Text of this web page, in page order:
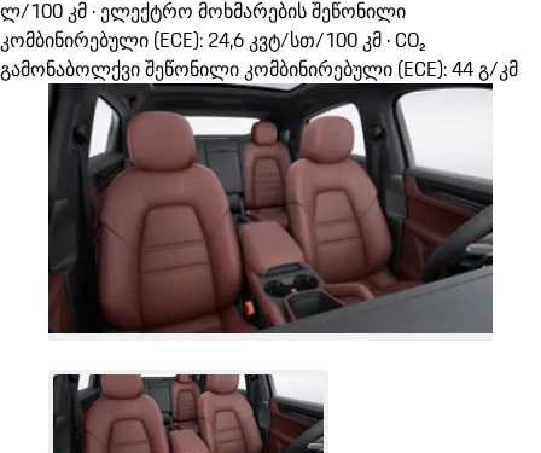
ლ/100 კმ · ელექტრო მოხმარების შეწონილი
კომბინირებული (ECE): 24,6 კვტ/სთ/100 კმ · CO₂
გამონაბოლქვი შეწონილი კომბინირებული (ECE): 44 გ/კმ